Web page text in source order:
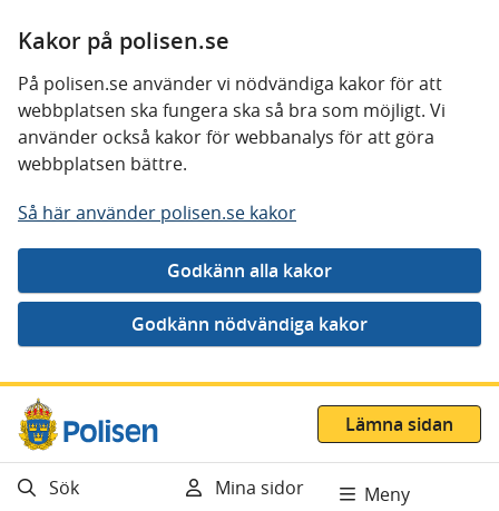
Kakor på polisen.se
På polisen.se använder vi nödvändiga kakor för att
webbplatsen ska fungera ska så bra som möjligt. Vi
använder också kakor för webbanalys för att göra
webbplatsen bättre.
Så här använder polisen.se kakor
Gå direkt till innehåll
Lämna sidan
Sök Mina sidor Meny